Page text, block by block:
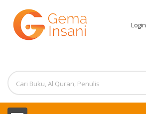
Login